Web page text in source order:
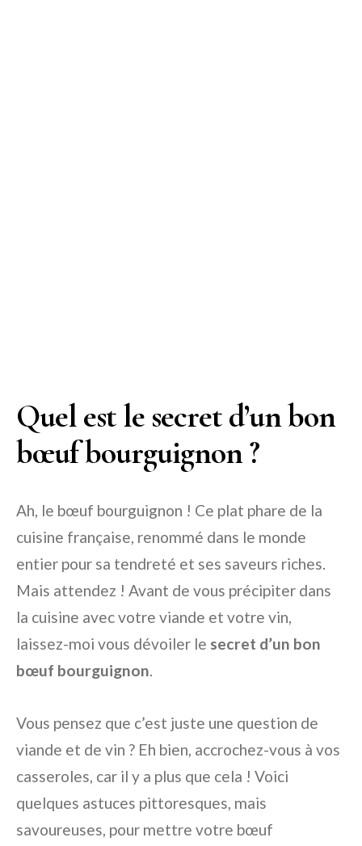
Quel est le secret d’un bon
bœuf bourguignon ?
Ah, le bœuf bourguignon ! Ce plat phare de la
cuisine française, renommé dans le monde
entier pour sa tendreté et ses saveurs riches.
Mais attendez ! Avant de vous précipiter dans
la cuisine avec votre viande et votre vin,
laissez-moi vous dévoiler le secret d’un bon
bœuf bourguignon.
Vous pensez que c’est juste une question de
viande et de vin ? Eh bien, accrochez-vous à vos
casseroles, car il y a plus que cela ! Voici
quelques astuces pittoresques, mais
savoureuses, pour mettre votre bœuf